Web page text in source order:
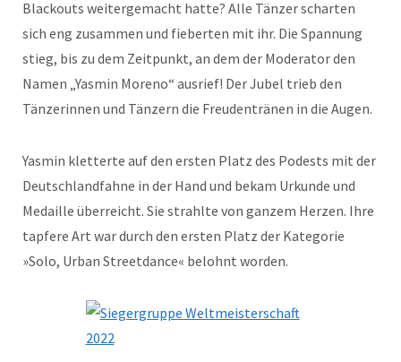
Blackouts weitergemacht hatte? Alle Tänzer scharten
sich eng zusammen und fieberten mit ihr. Die Spannung
stieg, bis zu dem Zeitpunkt, an dem der Moderator den
Namen „Yasmin Moreno“ ausrief! Der Jubel trieb den
Tänzerinnen und Tänzern die Freudentränen in die Augen.
Yasmin kletterte auf den ersten Platz des Podests mit der
Deutschlandfahne in der Hand und bekam Urkunde und
Medaille überreicht. Sie strahlte von ganzem Herzen. Ihre
tapfere Art war durch den ersten Platz der Kategorie
»Solo, Urban Streetdance« belohnt worden.